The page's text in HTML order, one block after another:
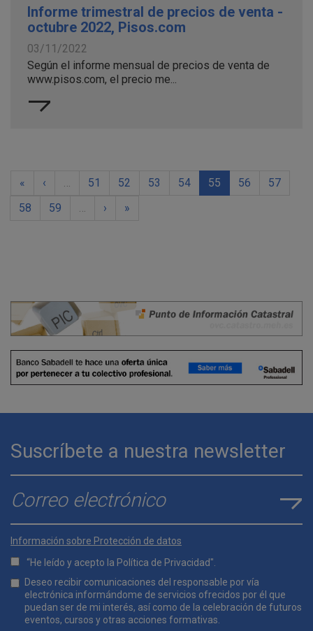
Informe trimestral de precios de venta -
octubre 2022, Pisos.com
03/11/2022
Según el informe mensual de precios de venta de
www.pisos.com, el precio me...
« ‹ … 51 52 53 54 55 56
57
58
59 … › »
Suscríbete a nuestra newsletter
E-mail*
Información sobre Protección de datos
“He leído y acepto la Política de Privacidad".
Lopd*
Deseo recibir comunicaciones del responsable por vía
electrónica informándome de servicios ofrecidos por él que
puedan ser de mi interés, así como de la celebración de futuros
eventos, cursos y otras acciones formativas.